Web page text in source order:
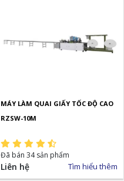
MÁY LÀM QUAI GIẤY TỐC ĐỘ CAO
RZSW-10M
Đã bán 34 sản phẩm
Liên hệ Tìm hiểu thêm